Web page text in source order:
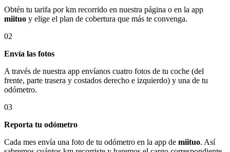
Obtén tu tarifa por km recorrido en nuestra página o en la app
miituo y elige el plan de cobertura que más te convenga.
02
Envía las fotos
A través de nuestra app envíanos cuatro fotos de tu coche (del
frente, parte trasera y costados derecho e izquierdo) y una de tu
odómetro.
03
Reporta tu odómetro
Cada mes envía una foto de tu odómetro en la app de miituo. Así